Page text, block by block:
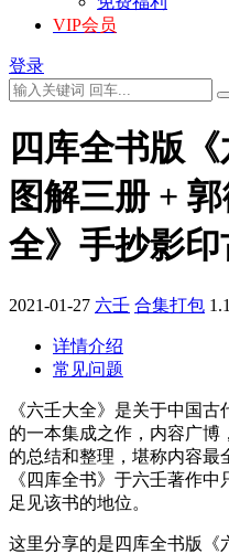
VIP会员
登录
四库全书版
图解三册 +
全》手抄影印
2021-01-27 六壬 合集打包
详情介绍
常见问题
《六壬大全》是关于中国
的一本集成之作，内容广博
的总结和整理，堪称内容最
《四库全书》于六壬著作
足见该书的地位。
这里分享的是四库全书版《